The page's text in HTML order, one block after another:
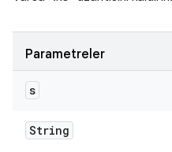
Parametreler
s
String